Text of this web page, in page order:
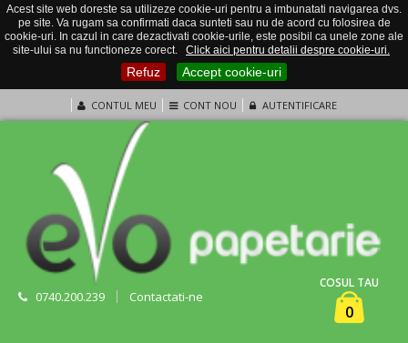
Acest site web doreste sa utilizeze cookie-uri pentru a imbunatati navigarea dvs.
pe site. Va rugam sa confirmati daca sunteti sau nu de acord cu folosirea de
cookie-uri. In cazul in care dezactivati cookie-urile, este posibil ca unele zone ale
site-ului sa nu functioneze corect.
Click aici pentru detalii despre cookie-uri.
Refuz Accept cookie-uri
CONTUL MEU CONT NOU AUTENTIFICARE
0740.200.239 Contactati-ne
COSUL TAU
0